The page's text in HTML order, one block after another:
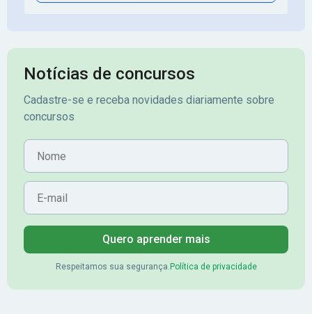
Notícias de concursos
Cadastre-se e receba novidades diariamente sobre
concursos
Nome
E-mail
Quero aprender mais
Respeitamos sua segurança. Política de privacidade